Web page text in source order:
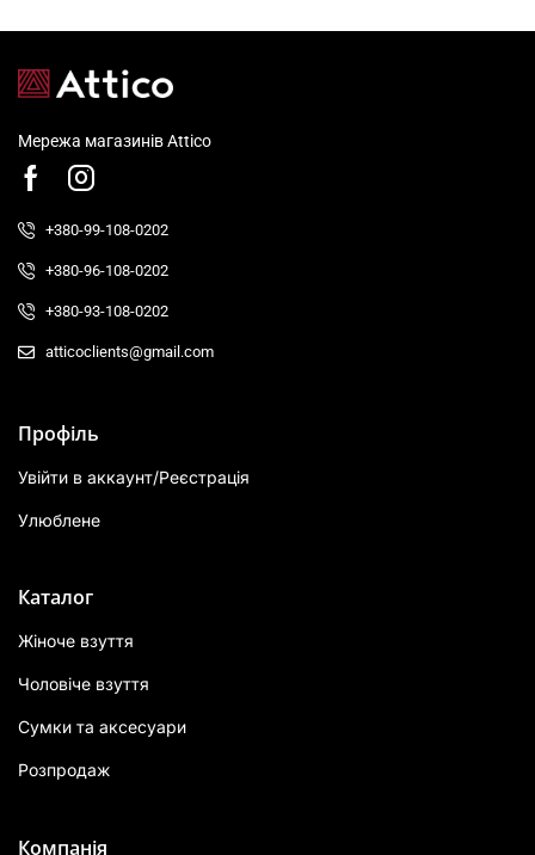
Мережа магазинів Attico
+380-99-108-0202
+380-96-108-0202
+380-93-108-0202
atticoclients@gmail.com
Профіль
Увійти в аккаунт/Реєстрація
Улюблене
Каталог
Жіноче взуття
Чоловіче взуття
Сумки та аксесуари
Розпродаж
Компанія